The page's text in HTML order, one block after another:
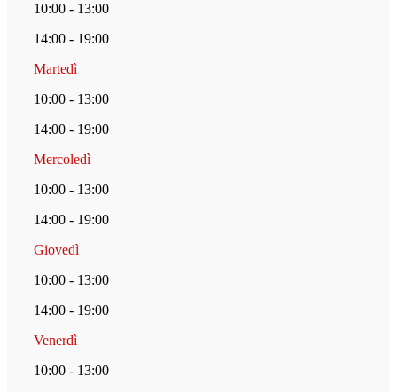
10:00 - 13:00
14:00 - 19:00
Martedì
10:00 - 13:00
14:00 - 19:00
Mercoledì
10:00 - 13:00
14:00 - 19:00
Giovedì
10:00 - 13:00
14:00 - 19:00
Venerdì
10:00 - 13:00